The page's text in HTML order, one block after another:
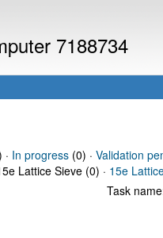
7188734
In progress(0) · Validation
Lattice Sieve (0) · 15e
Task